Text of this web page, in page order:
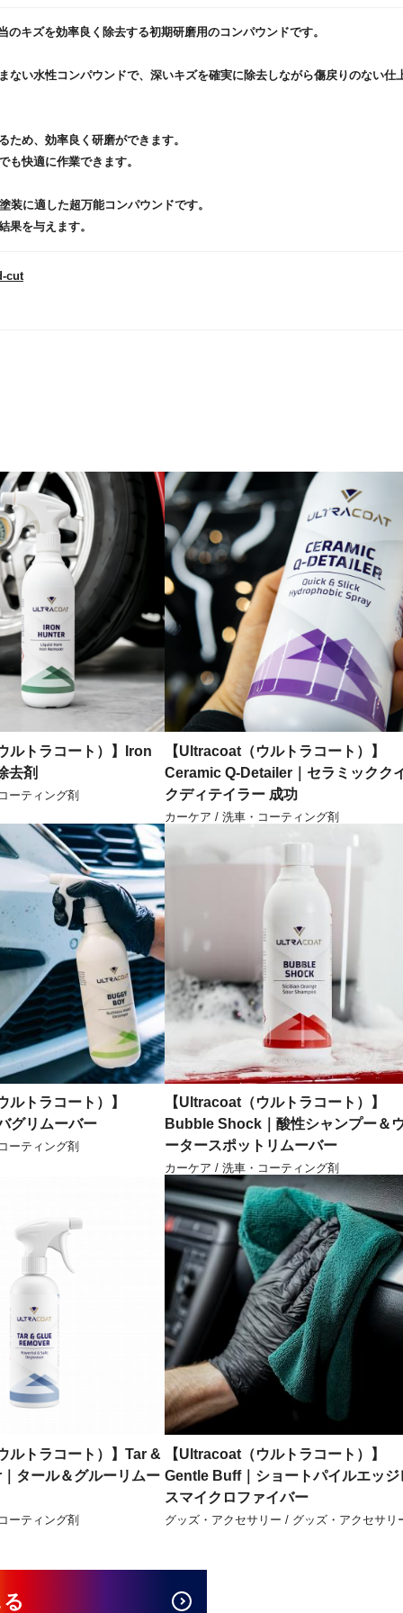
キズを効率良く除去する初期研磨用のコンパウンドです。
ない水性コンパウンドで、深いキズを確実に除去しながら傷戻りのない仕
ため、効率良く研磨ができます。
も快適に作業できます。
装に適した超万能コンパウンドです。
果を与えます。
cut
ルトラコート）】Iron
去剤
ーティング剤
【Ultracoat（ウルトラコート）】
Ceramic Q-Detailer｜セラミックク
クディテイラー 成功
カーケア / 洗車・コーティング剤
トラコート）】
グリムーバー
ーティング剤
【Ultracoat（ウルトラコート）】
Bubble Shock｜酸性シャンプー＆
ータースポットリムーバー
カーケア / 洗車・コーティング剤
ルトラコート）】Tar &
タール＆グルーリムー
ーティング剤
【Ultracoat（ウルトラコート）】
Gentle Buff｜ショートパイルエッジ
スマイクロファイバー
グッズ・アクセサリー / グッズ・アクセサリ